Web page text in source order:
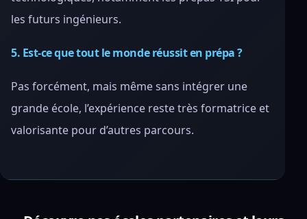
les futurs ingénieurs.
5. Est-ce que tout le monde réussit en prépa ?
Pas forcément, mais même sans intégrer une
grande école, l’expérience reste très formatrice et
valorisante pour d’autres parcours.